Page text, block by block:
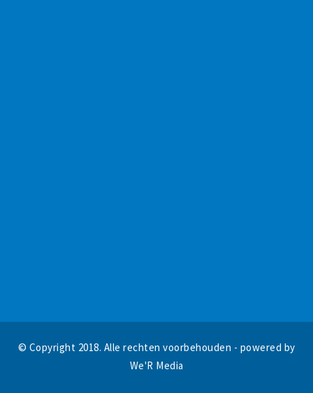
© Copyright 2018. Alle rechten voorbehouden - powered by
We'R Media